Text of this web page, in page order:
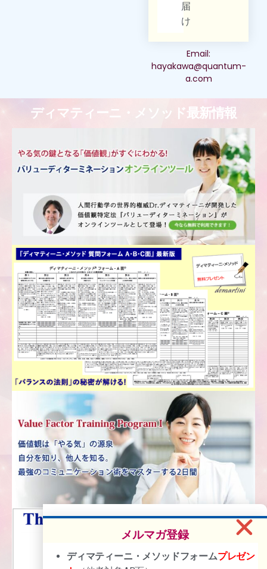
届
け
Email:
hayakawa@quantum-
a.com
ディマティーニ・メソッド最新情報
メルマガ登録
ディマティーニ・メソッドフォームプレゼン